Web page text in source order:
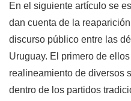
En el siguiente artículo se
dan cuenta de la reaparición
discurso público entre las
Uruguay. El primero de
realineamiento de diversos
dentro de los partidos